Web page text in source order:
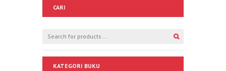
CARI
KATEGORI BUKU